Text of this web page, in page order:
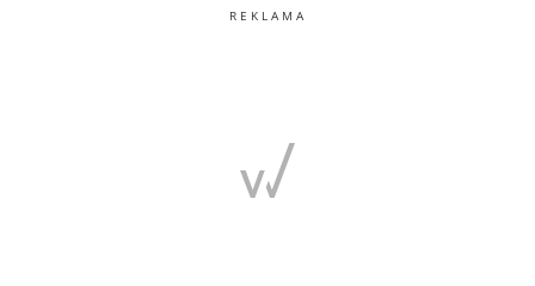
REKLAMA